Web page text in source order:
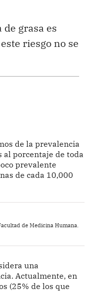
grasa es
riesgo no se
de la prevalencia
al porcentaje de toda
prevalente
de cada 10,000
de Medicina Humana.
una
Actualmente, en
(25% de los que